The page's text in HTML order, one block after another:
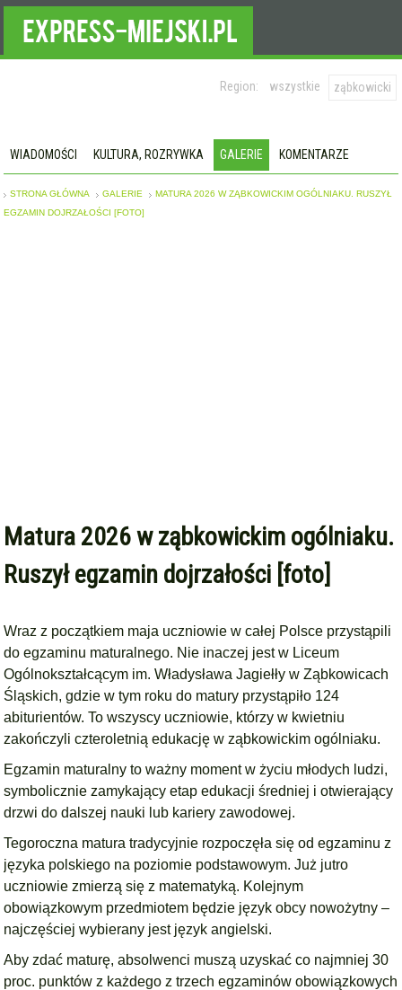
Region: wszystkie ząbkowicki
WIADOMOŚCI KULTURA, ROZRYWKA GALERIE KOMENTARZE
STRONA GŁÓWNA GALERIE
MATURA 2026 W ZĄBKOWICKIM OGÓLNIAKU. RUSZYŁ
EGZAMIN DOJRZAŁOŚCI [FOTO]
Matura 2026 w ząbkowickim ogólniaku.
Ruszył egzamin dojrzałości [foto]
Wraz z początkiem maja uczniowie w całej Polsce przystąpili
do egzaminu maturalnego. Nie inaczej jest w Liceum
Ogólnokształcącym im. Władysława Jagiełły w Ząbkowicach
Śląskich, gdzie w tym roku do matury przystąpiło 124
abiturientów. To wszyscy uczniowie, którzy w kwietniu
zakończyli czteroletnią edukację w ząbkowickim ogólniaku.
Egzamin maturalny to ważny moment w życiu młodych ludzi,
symbolicznie zamykający etap edukacji średniej i otwierający
drzwi do dalszej nauki lub kariery zawodowej.
Tegoroczna matura tradycyjnie rozpoczęła się od egzaminu z
języka polskiego na poziomie podstawowym. Już jutro
uczniowie zmierzą się z matematyką. Kolejnym
obowiązkowym przedmiotem będzie język obcy nowożytny –
najczęściej wybierany jest język angielski.
Aby zdać maturę, absolwenci muszą uzyskać co najmniej 30
proc. punktów z każdego z trzech egzaminów obowiązkowych